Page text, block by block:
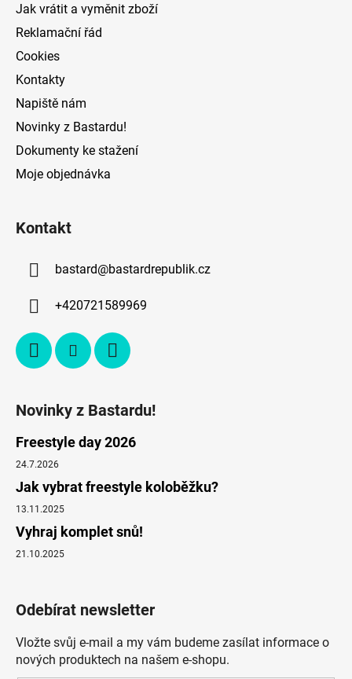
Jak vrátit a vyměnit zboží
Reklamační řád
Cookies
Kontakty
Napiště nám
Novinky z Bastardu!
Dokumenty ke stažení
Moje objednávka
Kontakt
bastard@bastardrepublik.cz
+420721589969
Novinky z Bastardu!
Freestyle day 2026
24.7.2026
Jak vybrat freestyle koloběžku?
13.11.2025
Vyhraj komplet snů!
21.10.2025
Odebírat newsletter
Vložte svůj e-mail a my vám budeme zasílat informace o
nových produktech na našem e-shopu.